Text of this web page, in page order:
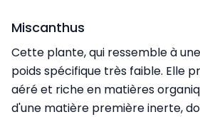
Miscanthus
Cette plante, qui ressemble à
poids spécifique très faible. Elle
aéré et riche en matières
d'une matière première inerte,